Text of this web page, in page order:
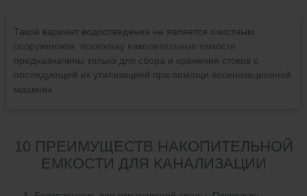
Такой вариант водоотведения не является очистным
сооружением, поскольку накопительные емкости
предназначены только для сбора и хранения стоков с
последующей их утилизацией при помощи ассенизационной
машины.
10 ПРЕИМУЩЕСТВ НАКОПИТЕЛЬНОЙ
ЕМКОСТИ ДЛЯ КАНАЛИЗАЦИИ